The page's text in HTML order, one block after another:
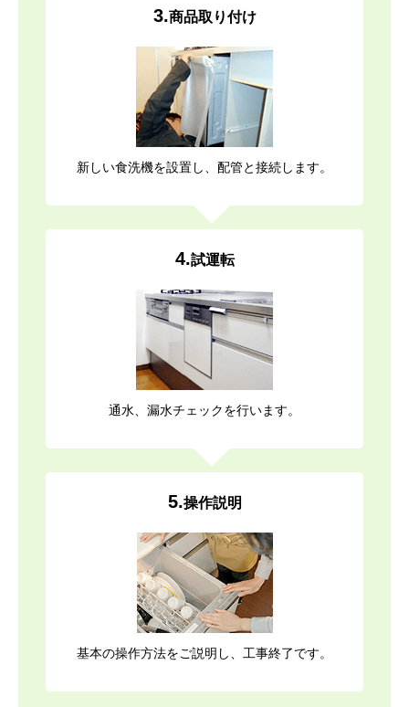
3.商品取り付け
新しい食洗機を設置し、配管と接続します。
4.試運転
通水、漏水チェックを行います。
5.操作説明
基本の操作方法をご説明し、工事終了です。